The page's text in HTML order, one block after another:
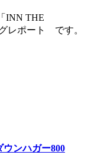
INN THE
レポート です。
ンハガー800